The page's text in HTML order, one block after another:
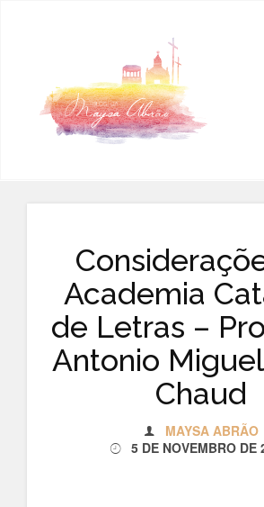
Academia
de Letras –
Antonio
Chaud
MAYSA ABRÃO
5 DE NOVEMBRO DE